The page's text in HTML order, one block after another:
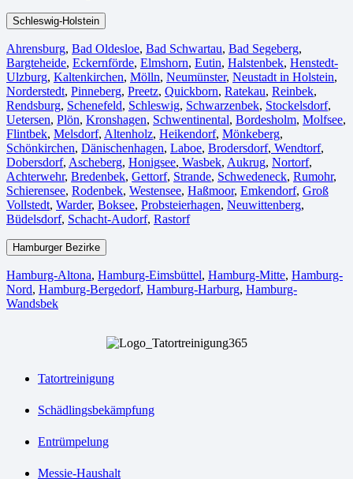
Schleswig-Holstein
Ahrensburg, Bad Oldesloe, Bad Schwartau, Bad Segeberg,
Bargteheide, Eckernförde, Elmshorn, Eutin, Halstenbek, Henstedt-
Ulzburg, Kaltenkirchen, Mölln, Neumünster, Neustadt in Holstein,
Norderstedt, Pinneberg, Preetz, Quickborn, Ratekau, Reinbek,
Rendsburg, Schenefeld, Schleswig, Schwarzenbek, Stockelsdorf,
Uetersen, Plön, Kronshagen, Schwentinental, Bordesholm, Molfsee,
Flintbek, Melsdorf, Altenholz, Heikendorf, Mönkeberg,
Schönkirchen, Dänischenhagen, Laboe, Brodersdorf, Wendtorf,
Dobersdorf, Ascheberg, Honigsee, Wasbek, Aukrug, Nortorf,
Achterwehr, Bredenbek, Gettorf, Strande, Schwedeneck, Rumohr,
Schierensee, Rodenbek, Westensee, Haßmoor, Emkendorf, Groß
Vollstedt, Warder, Boksee, Probsteierhagen, Neuwittenberg,
Büdelsdorf, Schacht-Audorf, Rastorf
Hamburger Bezirke
Hamburg-Altona, Hamburg-Eimsbüttel, Hamburg-Mitte, Hamburg-
Nord, Hamburg-Bergedorf, Hamburg-Harburg, Hamburg-
Wandsbek
Tatortreinigung
Schädlingsbekämpfung
Entrümpelung
Messie-Haushalt